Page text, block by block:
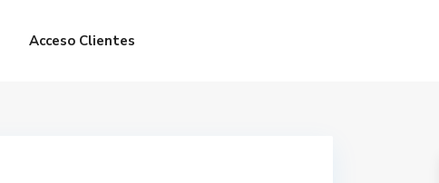
Acceso Clientes